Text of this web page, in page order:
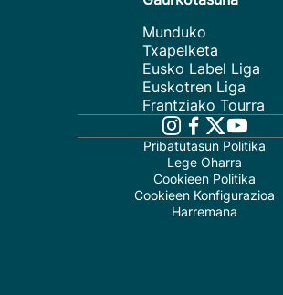
Munduko
Txapelketa
Eusko Label Liga
Euskotren Liga
Frantziako Tourra
Pribatutasun Politika
Lege Oharra
Cookieen Politika
Cookieen Konfigurazioa
Harremana